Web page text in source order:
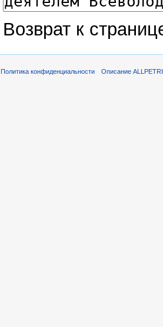
Возврат к
Политика конфиденциальности Описание